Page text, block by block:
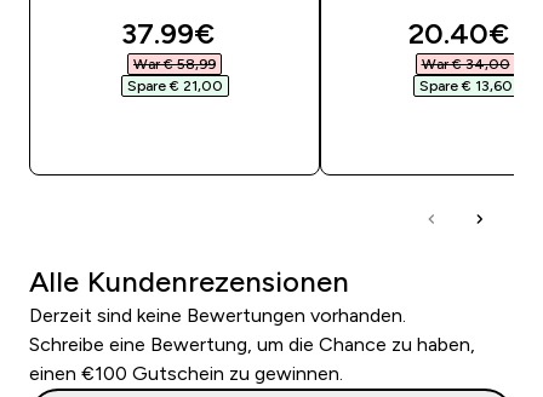
discounted price
37.99€‎
War € 58,99‎
Spare € 21,00‎
20.40€‎
War € 34,00‎
Spare € 13,60‎
Alle Kundenrezensionen
Derzeit sind keine Bewertungen vorhanden.
Schreibe eine Bewertung, um die Chance zu haben,
einen €100 Gutschein zu gewinnen.